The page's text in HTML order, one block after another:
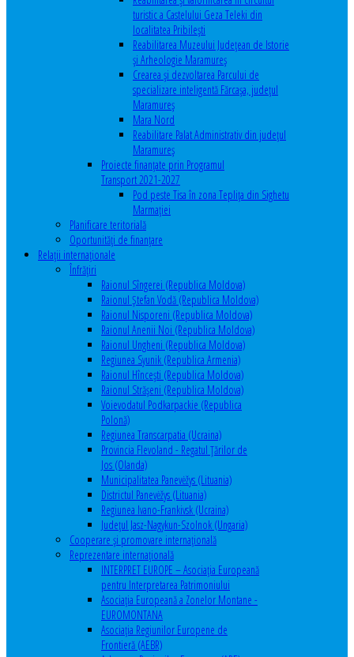
turistic a Castelului Geza Teleki din
localitatea Pribilești
Reabilitarea Muzeului Județean de Istorie
și Arheologie Maramureș
Crearea și dezvoltarea Parcului de
specializare inteligentă Fărcașa, județul
Maramureș
Mara Nord
Reabilitare Palat Administrativ din județul
Maramureș
Proiecte finanțate prin Programul
Transport 2021-2027
Pod peste Tisa în zona Teplița din Sighetu
Marmației
Planificare teritorială
Oportunităţi de finanţare
Relaţii internaţionale
Înfrăţiri
Raionul Sîngerei (Republica Moldova)
Raionul Ștefan Vodă (Republica Moldova)
Raionul Nisporeni (Republica Moldova)
Raionul Anenii Noi (Republica Moldova)
Raionul Ungheni (Republica Moldova)
Regiunea Syunik (Republica Armenia)
Raionul Hîncești (Republica Moldova)
Raionul Străşeni (Republica Moldova)
Voievodatul Podkarpackie (Republica
Polonă)
Regiunea Transcarpatia (Ucraina)
Provincia Flevoland - Regatul Ţărilor de
Jos (Olanda)
Municipalitatea Panevėžys (Lituania)
Districtul Panevėžys (Lituania)
Regiunea Ivano-Frankivsk (Ucraina)
Judeţul Jasz-Nagykun-Szolnok (Ungaria)
Cooperare şi promovare internaţională
Reprezentare internaţională
INTERPRET EUROPE – Asociația Europeană
pentru Interpretarea Patrimoniului
Asociația Europeană a Zonelor Montane -
EUROMONTANA
Asociația Regiunilor Europene de
Frontieră (AEBR)